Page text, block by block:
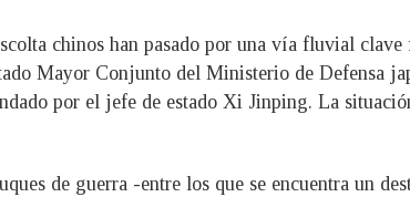
chinos han pasado por una vía fluvial
Mayor Conjunto del Ministerio de Defensa
por el jefe de estado Xi Jinping. La
de guerra -entre los que se encuentra un